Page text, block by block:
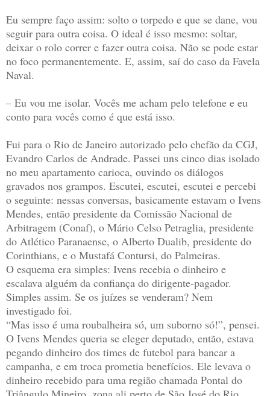
Eu sempre faço assim: solto o torpedo e que se dane, vou
seguir para outra coisa. O ideal é isso mesmo: soltar,
deixar o rolo correr e fazer outra coisa. Não se pode estar
no foco permanentemente. E, assim, saí do caso da Favela
Naval.
– Eu vou me isolar. Vocês me acham pelo telefone e eu
conto para vocês como é que está isso.
Fui para o Rio de Janeiro autorizado pelo chefão da CGJ,
Evandro Carlos de Andrade. Passei uns cinco dias isolado
no meu apartamento carioca, ouvindo os diálogos
gravados nos grampos. Escutei, escutei, escutei e percebi
o seguinte: nessas conversas, basicamente estavam o Ivens
Mendes, então presidente da Comissão Nacional de
Arbitragem (Conaf), o Mário Celso Petraglia, presidente
do Atlético Paranaense, o Alberto Dualib, presidente do
Corinthians, e o Mustafá Contursi, do Palmeiras.
O esquema era simples: Ivens recebia o dinheiro e
escalava alguém da confiança do dirigente-pagador.
Simples assim. Se os juízes se venderam? Nem
investigado foi.
“Mas isso é uma roubalheira só, um suborno só!”, pensei.
O Ivens Mendes queria se eleger deputado, então, estava
pegando dinheiro dos times de futebol para bancar a
campanha, e em troca prometia benefícios. Ele levava o
dinheiro recebido para uma região chamada Pontal do